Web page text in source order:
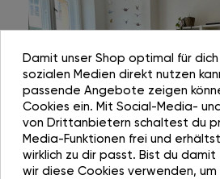
Damit unser Shop optimal für
sozialen Medien direkt nutzen
passende Angebote zeigen
Cookies ein. Mit Social-Media-
von Drittanbietern schaltest du
Media-Funktionen frei und
wirklich zu dir passt. Bist du
wir diese Cookies verwenden, um